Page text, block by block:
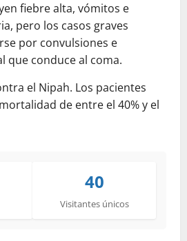
fiebre alta, vómitos e
pero los casos graves
por convulsiones e
que conduce al coma.
el Nipah. Los pacientes
de entre el 40% y el
40
Visitantes únicos